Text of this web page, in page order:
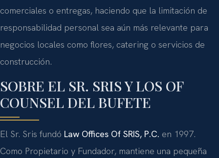
comerciales o entregas, haciendo que la limitación de
responsabilidad personal sea aún más relevante para
negocios locales como flores, catering o servicios de
construcción.
SOBRE EL SR. SRIS Y LOS OF
COUNSEL DEL BUFETE
El Sr. Sris fundó Law Offices Of SRIS, P.C. en 1997.
Como Propietario y Fundador, mantiene una pequeña